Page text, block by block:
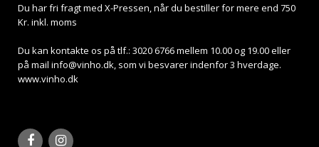
Du har fri fragt med X-Pressen, når du bestiller for mere end 750
Kr. inkl. moms
Du kan kontakte os på tlf.: 3020 6766 mellem 10.00 og 19.00 eller
på mailinfo@vinho.dk , som vi besvarer indenfor 3 hverdage.
www.vinho.dk